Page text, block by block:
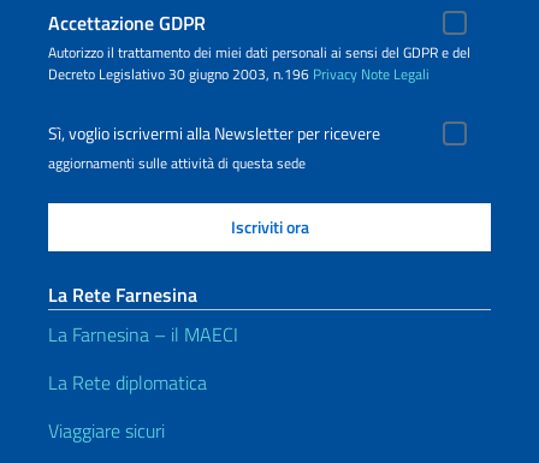
Accettazione GDPR
Autorizzo il trattamento dei miei dati personali ai sensi del GDPR e del
Decreto Legislativo 30 giugno 2003, n.196 Privacy Note Legali
Sì, voglio iscrivermi alla Newsletter per ricevere
aggiornamenti sulle attività di questa sede
La Rete Farnesina
La Farnesina – il MAECI
La Rete diplomatica
Viaggiare sicuri